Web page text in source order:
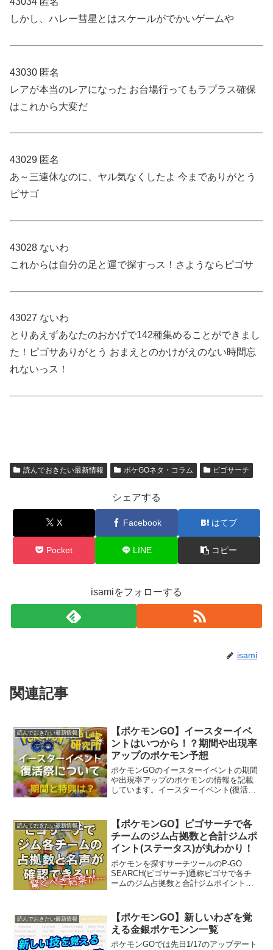
しかし、ハレー彗星とはスケールがでかいゲームや
43030 匿名
レアが本当のレアになった お台場行ってもラプラス確保
はこれから大変だ
43029 匿名
あ～三連休なのに、ヤル気なくしたよ 今までありがとう
ピサゴ
43028 ないわ
これからは自分の足と運で探すっス！さようならピゴサ
43027 ないわ
とりあえずあなたのおかげで142種集めることができまし
た！ピゴサありがとう おまえとのかけがえのない時間忘
れないっス！
読んでおきたい最新情報 ポケGOネタ・コラム ピゴサーチ
シェアする
X Facebook はてブ
Pocket LINE コピー
isamiをフォローする
isami
関連記事
読んでおきたい最新情報
【ポケモンGO】イースターイベ
ントはいつから！？期間や出現率
アップのポケモン予想
ポケモンGOのイースターイベントの期間
や出現率アップのポケモンの情報を記載
しています。イースターイベント(復活祭)
出現率がアップするポケモンはいるのと
いう疑問を考察して...
読んでおきたい最新情報
【ポケモンGO】ピゴサーチで各
チームのジム占拠数と合計ジムポ
イント(ステータス)が丸わかり！
ポケモンを探すサーチツールのP-GO
SEARCH(ピゴサーチ)通称ピゴサで各チ
ームのジム占拠数と合計ジムポイントが
ムの合計ポイントが確認できます。実際
に確認してみると...
読んでおきたい最新情報
【ポケモンGO】新しいわざを覚
える金銀ポケモンン一覧
ポケモンGOでは先日1/17のアップデート